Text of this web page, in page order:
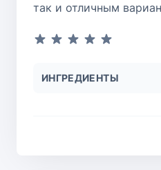
так и отличным
ИНГРЕДИЕНТЫ